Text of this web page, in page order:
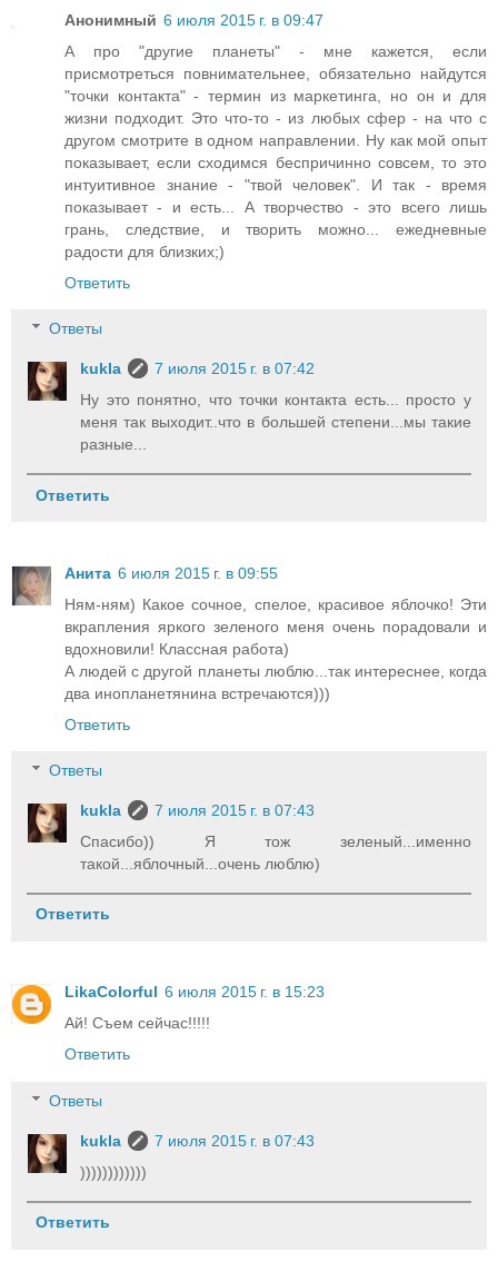
Анонимный 6 июля 2015 г. в 09:47
А про "другие планеты" - мне кажется, если
присмотреться повнимательнее, обязательно найдутся
"точки контакта" - термин из маркетинга, но он и для
жизни подходит. Это что-то - из любых сфер - на что с
другом смотрите в одном направлении. Ну как мой опыт
показывает, если сходимся беспричинно совсем, то это
интуитивное знание - "твой человек". И так - время
показывает - и есть... А творчество - это всего лишь
грань, следствие, и творить можно... ежедневные
радости для близких;)
Ответить
Ответы
kukla
7 июля 2015 г. в 07:42
Ну это понятно, что точки контакта есть... просто у
меня так выходит..что в большей степени...мы такие
разные...
Ответить
Анита 6 июля 2015 г. в 09:55
Ням-ням) Какое сочное, спелое, красивое яблочко! Эти
вкрапления яркого зеленого меня очень порадовали и
вдохновили! Классная работа)
А людей с другой планеты люблю...так интереснее, когда
два инопланетянина встречаются)))
Ответить
Ответы
kukla
7 июля 2015 г. в 07:43
Спасибо)) Я тож зеленый...именно
такой...яблочный...очень люблю)
Ответить
LikaColorful 6 июля 2015 г. в 15:23
Ай! Съем сейчас!!!!!
Ответить
Ответы
kukla
7 июля 2015 г. в 07:43
))))))))))))
Ответить